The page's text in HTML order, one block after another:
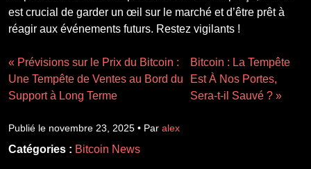
est crucial de garder un œil sur le marché et d’être prêt à
réagir aux événements futurs. Restez vigilants !
« Prévisions sur le Prix du Bitcoin :
Une Tempête de Ventes au Bord du
Support à Long Terme
Bitcoin : La Tempête
Est À Nos Portes,
Sera-t-il Sauvé ? »
Publié le novembre 23, 2025 • Par alex
Catégories : Bitcoin News